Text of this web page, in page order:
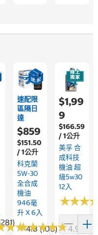
★★
★★4.8 (106)
速配限
區隔日
達
$859
$151.50
/ 1公升
科克蘭
5W-30
全合成
機油
946毫
升 X 6入
★★★★★
★★★★★4.9 (110)
$1,99
9
$166.59
/ 1公升
美孚 合
成科技
機油 超
級5w30
12入
★★★
★★★